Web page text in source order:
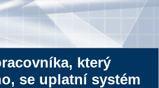
který
se uplatní systém